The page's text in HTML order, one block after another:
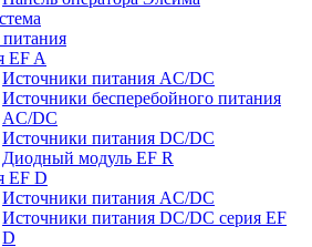
EF A
Источники питания AC/DC
Источники бесперебойного питания
AC/DC
Источники питания DC/DC
Диодный модуль EF R
EF D
Источники питания AC/DC
Источники питания DC/DC серия EF
D